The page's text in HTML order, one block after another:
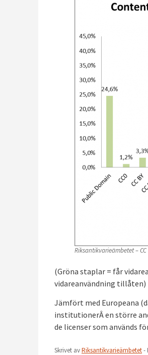
Riksantikvarieämbetet – CC
(Gröna staplar = får
vidareanvändning tillåten)
Jämfört med Europeana
institutionerÂ en större
de licenser som används
Skrivet avRiksantikvarieämbetet-